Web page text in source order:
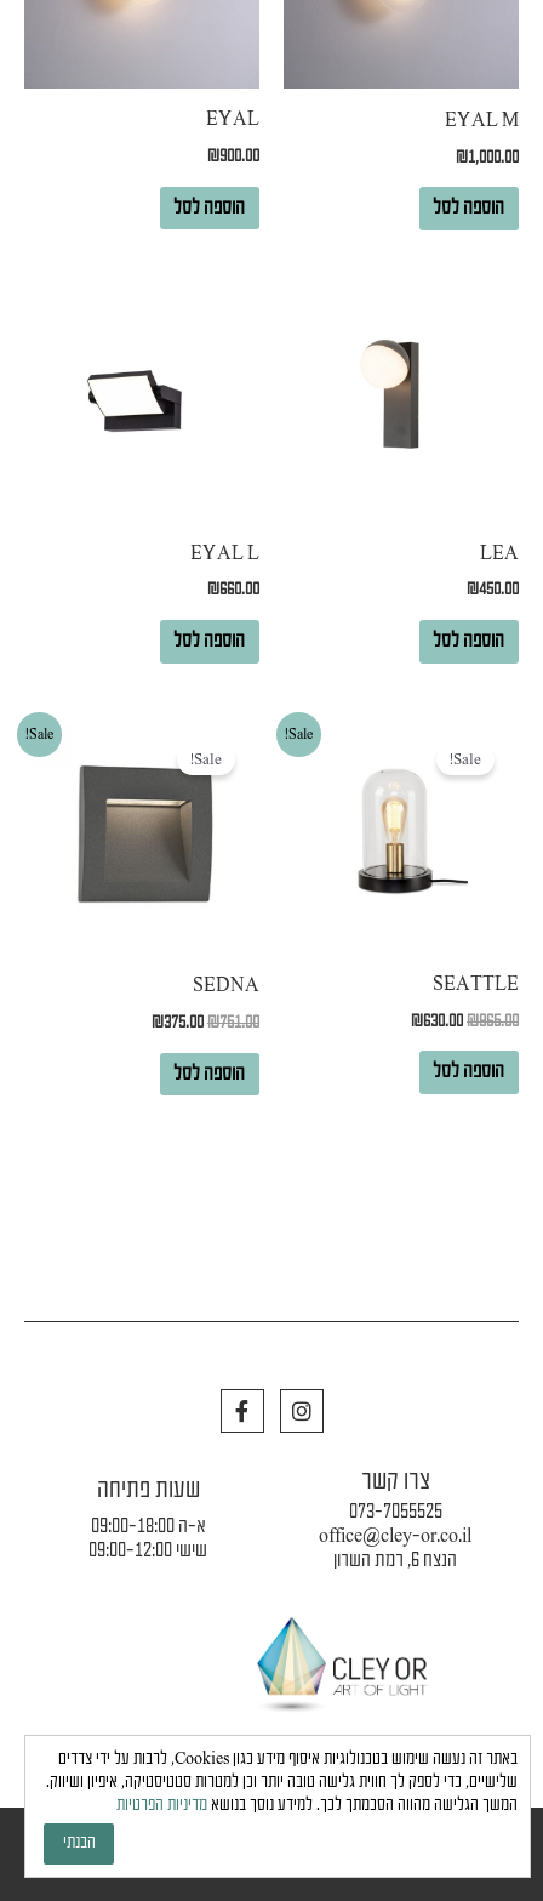
באתר זה נעשה שימוש בטכנולוגיות איסוף מידע כגון Cookies, לרבות על ידי צדדים
שלישיים, כדי לספק לך חווית גלישה טובה יותר וכן למטרות סטטיסטיקה, איפיון ושיווק.
המשך הגלישה מהווה הסכמתך לכך. למידע נוסך בנושא מדיניות הפרטיות
הבנתי
EYAL M
₪1,000.00
הוספה לסל
EYAL
₪900.00
הוספה לסל
LEA
₪450.00
הוספה לסל
EYAL L
₪660.00
הוספה לסל
Sale!
Sale!
SEATTLE
₪965.00
המקורי
היה:
₪630.00
הוא:
₪630.00.
הוספה לסל
Sale!
Sale!
SEDNA
₪751.00
המקורי
היה:
₪375.00
הוא:
₪375.00.
הוספה לסל
I
n
F
a
צרו קשר
073-7055525
office@cley-or.co.il
הנצח 6, רמת השרון
שעות פתיחה
א-ה 09:00-18:00
שישי 09:00-12:00
תקנון החברה|משלוחים והובלות|מדיניות פרטיות